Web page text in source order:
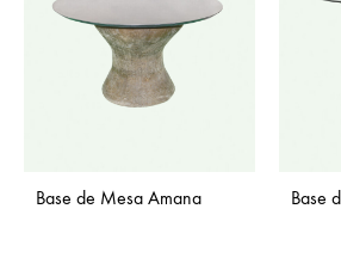
Base de Mesa Amana Base